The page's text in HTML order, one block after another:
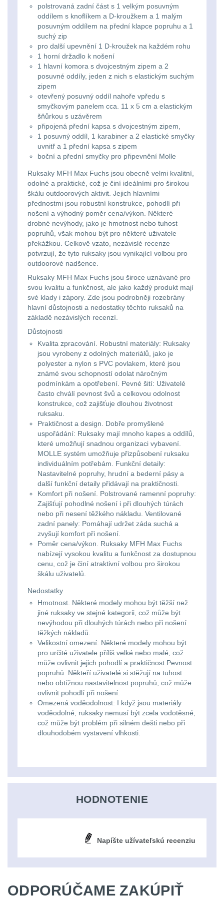
Svítilny
AA/AAA/14500
baterie
Svítilny
18650
baterie
Svítilny
pro
21700
baterie
Svítilny
pro
26650
baterie
Svítilny
CR123A
nebo
16340
baterie
Čelové
svetlá
Taktické
svietidlá
Lucerny
kempingové
lampy
Potápačské
Kapesní
Policejní
Vyhledávací
svítilny
Univerzalní
tašky
Přepravne
tašky
zbraně
Hydratační
Pouzdra
Kapsy
Peněženky
Doplňky
batohům
střední
vzdálenost
Monokuláry
Príslušenstvo
optiku
Čelové svetlá - čelovky3
Taktické svietidlá
Lucerny a kempingové
1
Potápačské svetlá2
Kapesní svítilny4
Policejní svítilny4
Vyhledávací svítilny5
Lovecké svítilny1
Nabíjacie baterky 6
Svietidlá s magnetom2
Laserové značkovače9
Držiaky a
príslušenstvo
186501
14500 / AA / AAA4
16340 a CR1231
Nabíjačky9
Náhradné diely7
BATOHY A TAŠKY
Turistické a expediční38
Městské batohy41
Batohy216
Méně než 10 L13
10 - 20 L26
20 - 30 L103
Nad 30 L74
Batohy přes rameno
tašky6
Univerzalní tašky59
polstrovaná zadní část s 1 velkým posuvným
oddílem s knoflíkem a D-kroužkem a 1 malým
posuvným oddílem na přední klapce popruhu a 1
suchý zip
pro další upevnění 1 D-kroužek na každém rohu
1 horní držadlo k nošení
1 hlavní komora s dvojcestným zipem a 2
posuvné oddíly, jeden z nich s elastickým suchým
zipem
otevřený posuvný oddíl nahoře vpředu s
smyčkovým panelem cca. 11 x 5 cm a elastickým
šňůrkou s uzávěrem
připojená přední kapsa s dvojcestným zipem,
1 posuvný oddíl, 1 karabiner a 2 elastické smyčky
uvnitř a 1 přední kapsa s zipem
boční a přední smyčky pro připevnění Molle
Ruksaky MFH Max Fuchs jsou obecně velmi kvalitní,
odolné a praktické, což je činí ideálními pro širokou
škálu outdoorových aktivit. Jejich hlavními
přednostmi jsou robustní konstrukce, pohodlí při
nošení a výhodný poměr cena/výkon. Některé
drobné nevýhody, jako je hmotnost nebo tuhost
popruhů, však mohou být pro některé uživatele
překážkou. Celkově vzato, nezávislé recenze
potvrzují, že tyto ruksaky jsou vynikající volbou pro
outdoorové nadšence.
Ruksaky MFH Max Fuchs jsou široce uznávané pro
svou kvalitu a funkčnost, ale jako každý produkt mají
své klady i zápory. Zde jsou podrobněji rozebrány
hlavní důstojnosti a nedostatky těchto ruksaků na
základě nezávislých recenzí.
Důstojnosti
Kvalita zpracování. Robustní materiály: Ruksaky
jsou vyrobeny z odolných materiálů, jako je
polyester a nylon s PVC povlakem, které jsou
známé svou schopností odolat náročným
podmínkám a opotřebení. Pevné šití: Uživatelé
často chválí pevnost švů a celkovou odolnost
konstrukce, což zajišťuje dlouhou životnost
ruksaku.
Praktičnost a design. Dobře promyšlené
uspořádání: Ruksaky mají mnoho kapes a oddílů,
které umožňují snadnou organizaci vybavení.
MOLLE systém umožňuje přizpůsobení ruksaku
individuálním potřebám. Funkční detaily:
Nastavitelné popruhy, hrudní a bederní pásy a
další funkční detaily přidávají na praktičnosti.
Komfort při nošení. Polstrované ramenní popruhy:
Zajišťují pohodlné nošení i při dlouhých túrách
nebo při nesení těžkého nákladu. Ventilované
zadní panely: Pomáhají udržet záda suchá a
zvyšují komfort při nošení.
Poměr cena/výkon. Ruksaky MFH Max Fuchs
nabízejí vysokou kvalitu a funkčnost za dostupnou
cenu, což je činí atraktivní volbou pro širokou
škálu uživatelů.
Nedostatky
Hmotnost. Některé modely mohou být těžší než
jiné ruksaky ve stejné kategorii, což může být
nevýhodou při dlouhých túrách nebo při nošení
těžkých nákladů.
Velikostní omezení: Některé modely mohou být
pro určité uživatele příliš velké nebo malé, což
může ovlivnit jejich pohodlí a praktičnost.Pevnost
popruhů. Někteří uživatelé si stěžují na tuhost
nebo obtížnou nastavitelnost popruhů, což může
ovlivnit pohodlí při nošení.
Omezená voděodolnost: I když jsou materiály
voděodolné, ruksaky nemusí být zcela vodotěsné,
což může být problém při silném dešti nebo při
dlouhodobém vystavení vlhkosti.
HODNOTENIE
Napíšte užívateľskú recenziu
ODPORÚČAME ZAKÚPIŤ